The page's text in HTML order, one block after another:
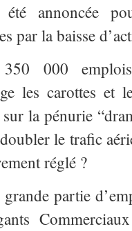
été annoncée
par la baisse
000
les carottes
la pénurie
le trafic
réglé ?
partie